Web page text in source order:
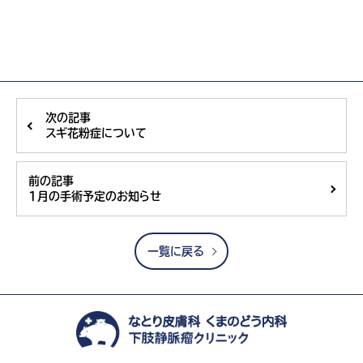
次の記事
スギ花粉症について
前の記事
1月の手術予定のお知らせ
一覧に戻る